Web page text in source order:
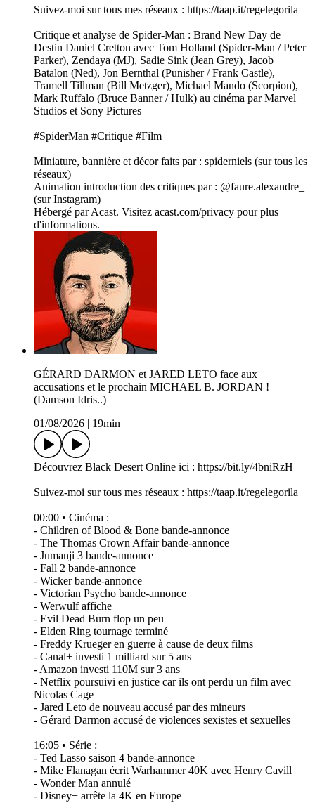
Suivez-moi sur tous mes réseaux : https://taap.it/regelegorila
Critique et analyse de Spider-Man : Brand New Day de
Destin Daniel Cretton avec Tom Holland (Spider-Man / Peter
Parker), Zendaya (MJ), Sadie Sink (Jean Grey), Jacob
Batalon (Ned), Jon Bernthal (Punisher / Frank Castle),
Tramell Tillman (Bill Metzger), Michael Mando (Scorpion),
Mark Ruffalo (Bruce Banner / Hulk) au cinéma par Marvel
Studios et Sony Pictures
#SpiderMan #Critique #Film
Miniature, bannière et décor faits par : spiderniels (sur tous les
réseaux)
Animation introduction des critiques par : @faure.alexandre_
(sur Instagram)
Hébergé par Acast. Visitez acast.com/privacy pour plus
d'informations.
GÉRARD DARMON et JARED LETO face aux
accusations et le prochain MICHAEL B. JORDAN !
(Damson Idris..)
01/08/2026
19min
Découvrez Black Desert Online ici : https://bit.ly/4bniRzH
Suivez-moi sur tous mes réseaux : https://taap.it/regelegorila
00:00 • Cinéma :
- Children of Blood & Bone bande-annonce
- The Thomas Crown Affair bande-annonce
- Jumanji 3 bande-annonce
- Fall 2 bande-annonce
- Wicker bande-annonce
- Victorian Psycho bande-annonce
- Werwulf affiche
- Evil Dead Burn flop un peu
- Elden Ring tournage terminé
- Freddy Krueger en guerre à cause de deux films
- Canal+ investi 1 milliard sur 5 ans
- Amazon investi 110M sur 3 ans
- Netflix poursuivi en justice car ils ont perdu un film avec
Nicolas Cage
- Jared Leto de nouveau accusé par des mineurs
- Gérard Darmon accusé de violences sexistes et sexuelles
16:05 • Série :
- Ted Lasso saison 4 bande-annonce
- Mike Flanagan écrit Warhammer 40K avec Henry Cavill
- Wonder Man annulé
- Disney+ arrête la 4K en Europe